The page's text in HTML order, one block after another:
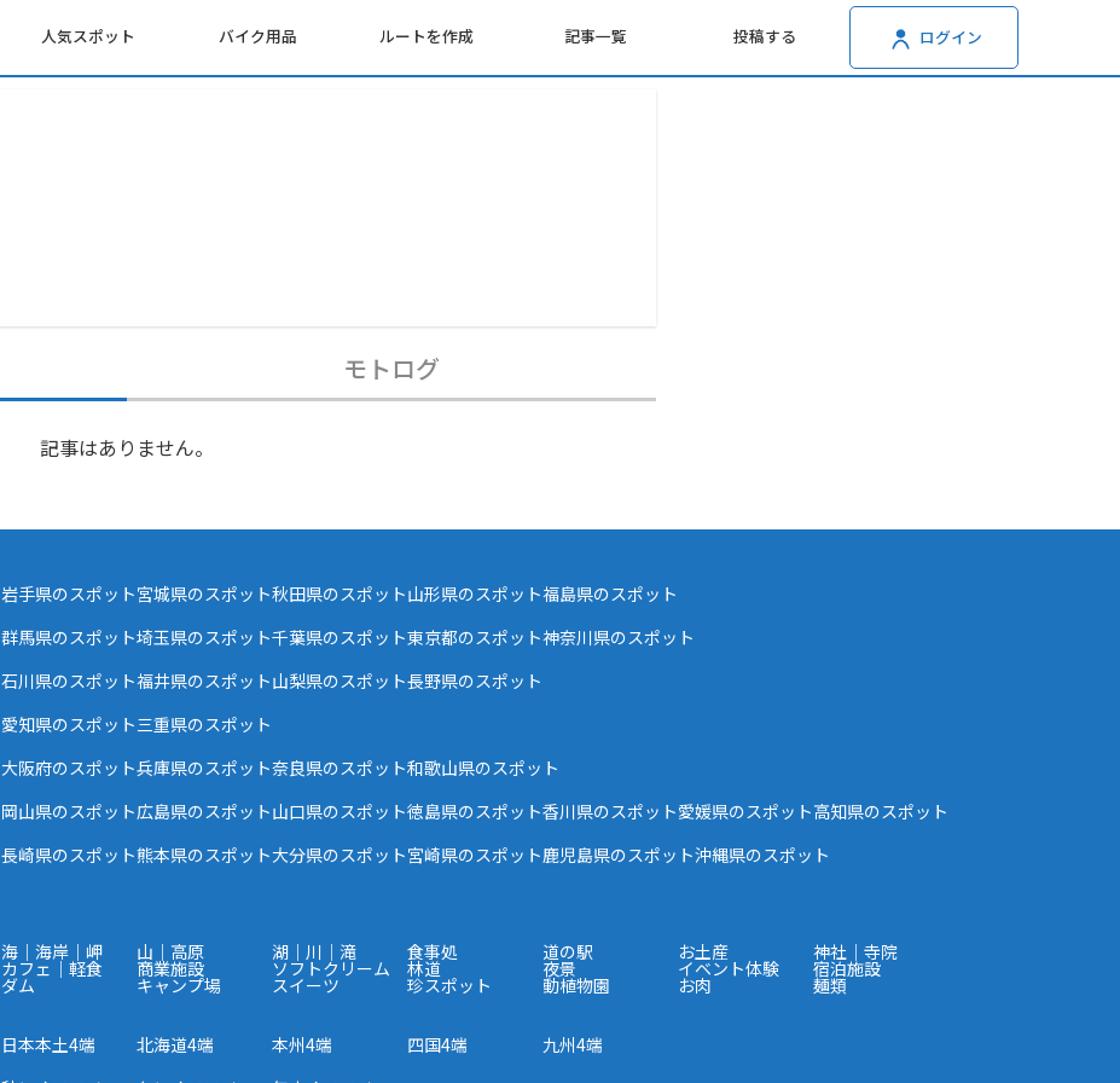
人気スポット バイク用品 ルートを作成 記事一覧 投稿する ログイン
モトログ
記事はありません。
岩手県のスポット宮城県のスポット秋田県のスポット山形県のスポット福島県のスポット
群馬県のスポット埼玉県のスポット千葉県のスポット東京都のスポット神奈川県のスポット
石川県のスポット福井県のスポット山梨県のスポット長野県のスポット
愛知県のスポット三重県のスポット
大阪府のスポット兵庫県のスポット奈良県のスポット和歌山県のスポット
岡山県のスポット広島県のスポット山口県のスポット徳島県のスポット香川県のスポット愛媛県のスポット高知県のスポット
長崎県のスポット熊本県のスポット大分県のスポット宮崎県のスポット鹿児島県のスポット沖縄県のスポット
海｜海岸｜岬 山｜高原 湖｜川｜滝 食事処 道の駅 お土産 神社｜寺院
カフェ｜軽食 商業施設 ソフトクリーム 林道 夜景 イベント体験 宿泊施設
ダム キャンプ場 スイーツ 珍スポット 動植物園 お肉 麺類
日本本土4端 北海道4端 本州4端 四国4端 九州4端